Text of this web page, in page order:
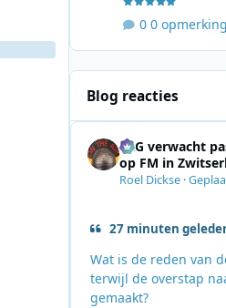
0
Blog reacties
SRG verwacht
op FM in
Roel Dickse·
27 minuten
Wat is de reden van
terwijl de overstap
gemaakt?